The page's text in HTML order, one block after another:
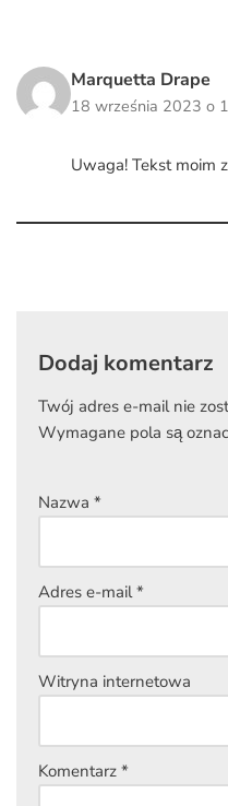
Marquetta Drape
18 września 2023 o
Uwaga! Tekst moim
Dodaj komentarz
Twój adres e-mail nie
Wymagane pola są
Nazwa *
Adres e-mail*
Witryna internetowa
Komentarz *